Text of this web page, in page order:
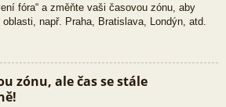
fóra“ a změňte vaši časovou zónu, aby
např. Praha, Bratislava, Londýn, atd.
zónu, ale čas se stále